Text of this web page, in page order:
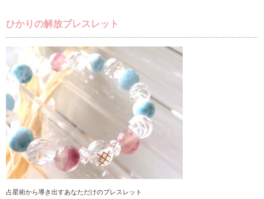
ひかりの解放ブレスレット
占星術から導き出すあなただけのブレスレット